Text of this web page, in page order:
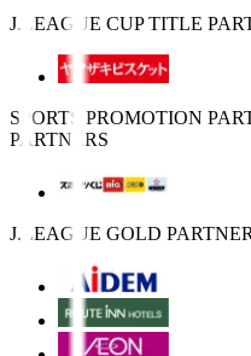
J.LEAGUE CUP TITLE
SPORTS PROMOTION
PARTNERS
J.LEAGUE GOLD